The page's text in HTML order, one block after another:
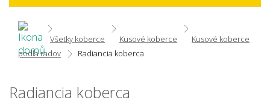
Všetky koberce Kusové koberce
Kusové koberce
podľa radov
Radiancia koberca
Radiancia koberca